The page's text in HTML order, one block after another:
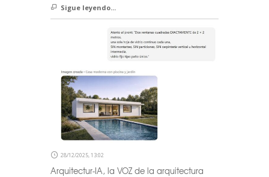
Sigue leyendo...
28/12/2025, 13:02
Arquitectur-IA, la VOZ de la arquitectura